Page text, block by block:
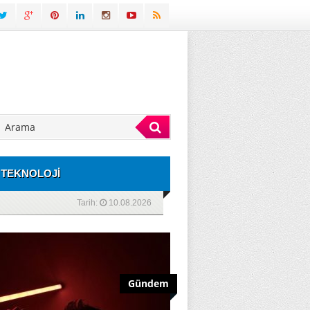
TEKNOLOJİ
Tarih: 10.08.2026
Gündem